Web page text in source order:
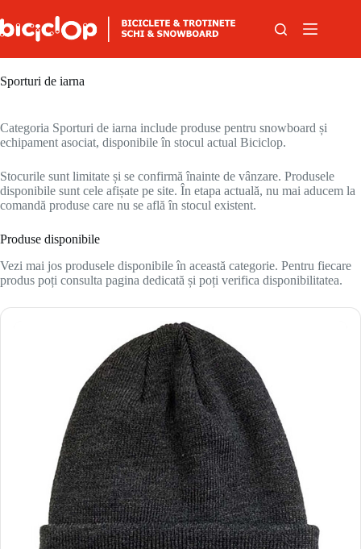
Sporturi de iarna
Categoria Sporturi de iarna include produse pentru snowboard și
echipament asociat, disponibile în stocul actual Biciclop.
Stocurile sunt limitate și se confirmă înainte de vânzare. Produsele
disponibile sunt cele afișate pe site. În etapa actuală, nu mai aducem la
comandă produse care nu se află în stocul existent.
Produse disponibile
Vezi mai jos produsele disponibile în această categorie. Pentru fiecare
produs poți consulta pagina dedicată și poți verifica disponibilitatea.